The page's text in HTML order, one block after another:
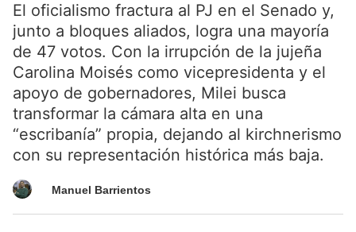
El oficialismo fractura al PJ en el Senado y,
junto a bloques aliados, logra una mayoría
de 47 votos. Con la irrupción de la jujeña
Carolina Moisés como vicepresidenta y el
apoyo de gobernadores, Milei busca
transformar la cámara alta en una
“escribanía” propia, dejando al kirchnerismo
con su representación histórica más baja.
Manuel Barrientos